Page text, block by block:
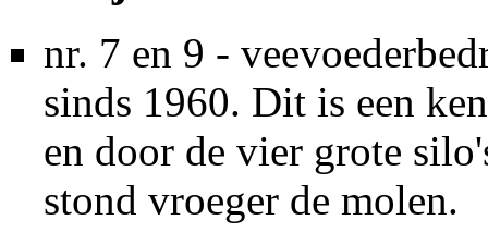
nr. 7 en 9 -
sinds 1960. Dit is een
en door de vier grote
stond vroeger de molen.